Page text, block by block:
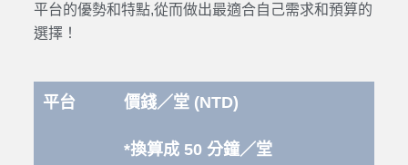
平台的優勢和特點,從而做出最適合自己需求和預算的
選擇！
平台 價錢／堂 (NTD)
*換算成 50 分鐘／堂